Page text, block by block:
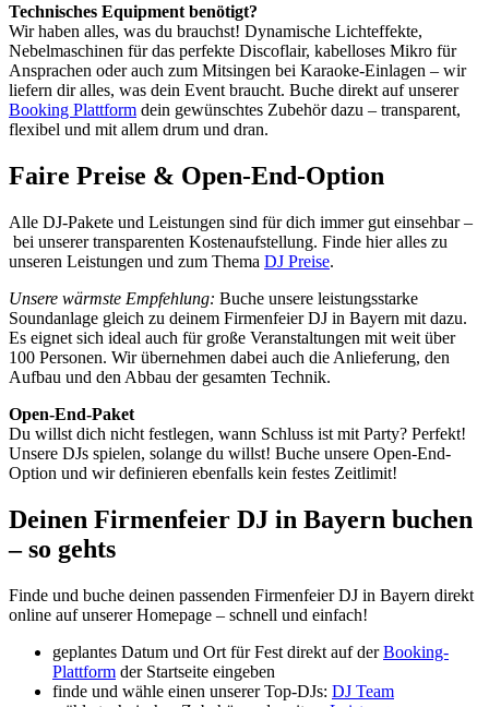
Technisches Equipment benötigt?
Wir haben alles, was du brauchst! Dynamische Lichteffekte,
Nebelmaschinen für das perfekte Discoflair, kabelloses Mikro für
Ansprachen oder auch zum Mitsingen bei Karaoke-Einlagen – wir
liefern dir alles, was dein Event braucht. Buche direkt auf unserer
Booking Plattform dein gewünschtes Zubehör dazu – transparent,
flexibel und mit allem drum und dran.
Faire Preise & Open-End-Option
Alle DJ-Pakete und Leistungen sind für dich immer gut einsehbar –
bei unserer transparenten Kostenaufstellung. Finde hier alles zu
unseren Leistungen und zum Thema DJ Preise.
Unsere wärmste Empfehlung: Buche unsere leistungsstarke
Soundanlage gleich zu deinem Firmenfeier DJ in Bayern mit dazu.
Es eignet sich ideal auch für große Veranstaltungen mit weit über
100 Personen. Wir übernehmen dabei auch die Anlieferung, den
Aufbau und den Abbau der gesamten Technik.
Open-End-Paket
Du willst dich nicht festlegen, wann Schluss ist mit Party? Perfekt!
Unsere DJs spielen, solange du willst! Buche unsere Open-End-
Option und wir definieren ebenfalls kein festes Zeitlimit!
Deinen Firmenfeier DJ in Bayern buchen
– so gehts
Finde und buche deinen passenden Firmenfeier DJ in Bayern direkt
online auf unserer Homepage – schnell und einfach!
geplantes Datum und Ort für Fest direkt auf derBooking-
Plattform der Startseite eingeben
finde und wähle einen unserer Top-DJs: DJ Team